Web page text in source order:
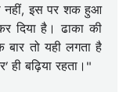
नहीं, इस पर शक हुआ
दिया है। ढाका की
बार तो यही लगता है
ही बढ़िया रहता।"